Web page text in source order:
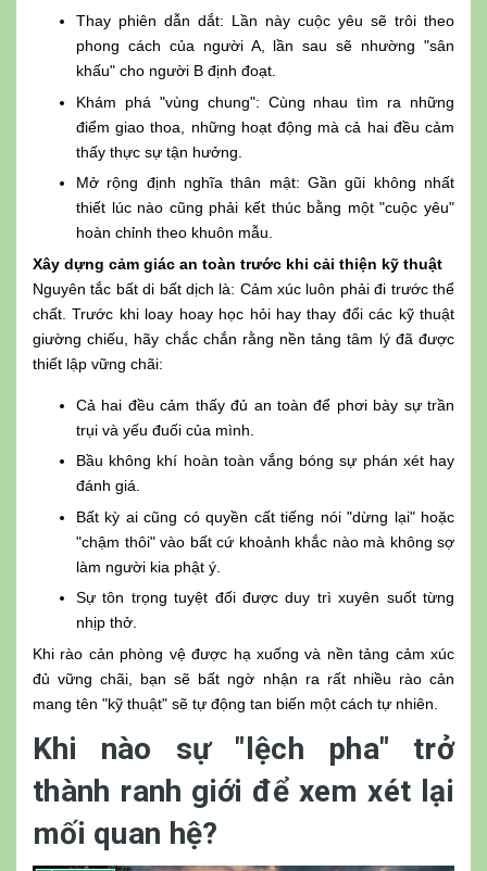
Thay phiên dẫn dắt: Lần này cuộc yêu sẽ trôi theo
phong cách của người A, lần sau sẽ nhường "sân
khấu" cho người B định đoạt.
Khám phá "vùng chung": Cùng nhau tìm ra những
điểm giao thoa, những hoạt động mà cả hai đều cảm
thấy thực sự tận hưởng.
Mở rộng định nghĩa thân mật: Gần gũi không nhất
thiết lúc nào cũng phải kết thúc bằng một "cuộc yêu"
hoàn chỉnh theo khuôn mẫu.
Xây dựng cảm giác an toàn trước khi cải thiện kỹ thuật
Nguyên tắc bất di bất dịch là: Cảm xúc luôn phải đi trước thể
chất. Trước khi loay hoay học hỏi hay thay đổi các kỹ thuật
giường chiếu, hãy chắc chắn rằng nền tảng tâm lý đã được
thiết lập vững chãi:
Cả hai đều cảm thấy đủ an toàn để phơi bày sự trần
trụi và yếu đuối của mình.
Bầu không khí hoàn toàn vắng bóng sự phán xét hay
đánh giá.
Bất kỳ ai cũng có quyền cất tiếng nói "dừng lại" hoặc
"chậm thôi" vào bất cứ khoảnh khắc nào mà không sợ
làm người kia phật ý.
Sự tôn trọng tuyệt đối được duy trì xuyên suốt từng
nhịp thở.
Khi rào cản phòng vệ được hạ xuống và nền tảng cảm xúc
đủ vững chãi, bạn sẽ bất ngờ nhận ra rất nhiều rào cản
mang tên "kỹ thuật" sẽ tự động tan biến một cách tự nhiên.
Khi nào sự "lệch pha" trở
thành ranh giới để xem xét lại
mối quan hệ?